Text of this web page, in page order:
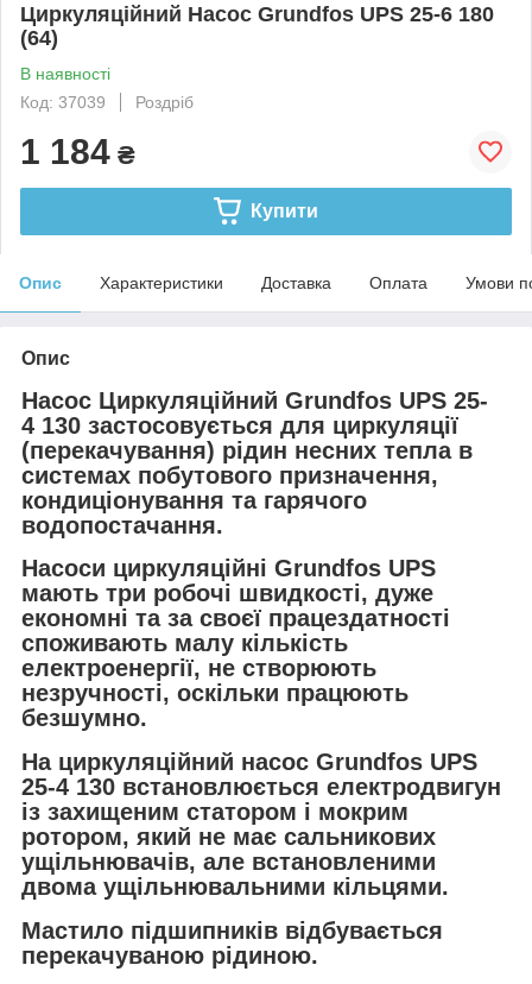
Циркуляційний Насос Grundfos UPS 25-6 180
(64)
В наявності
Код: 37039
Роздріб
1 184 ₴
Купити
Опис Характеристики Доставка Оплата Умови
Опис
Насос Циркуляційний Grundfos UPS 25-
4 130 застосовується для циркуляції
(перекачування) рідин несних тепла в
системах побутового призначення,
кондиціонування та гарячого
водопостачання.
Насоси циркуляційні Grundfos UPS
мають три робочі швидкості, дуже
економні та за своєї працездатності
споживають малу кількість
електроенергії, не створюють
незручності, оскільки працюють
безшумно.
На циркуляційний насос Grundfos UPS
25-4 130 встановлюється електродвигун
із захищеним статором і мокрим
ротором, який не має сальникових
ущільнювачів, але встановленими
двома ущільнювальними кільцями.
Мастило підшипників відбувається
перекачуваною рідиною.